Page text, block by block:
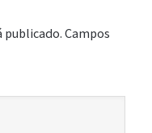
publicado.Campos